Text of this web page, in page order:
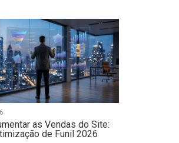
as Vendas do Site:
de Funil 2026